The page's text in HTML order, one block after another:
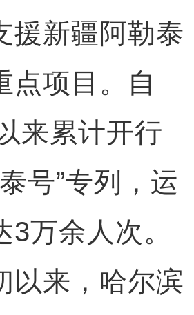
援新疆阿勒泰
点项目。自
来累计开行
号”专列，运
3万余人次。
来，哈尔滨